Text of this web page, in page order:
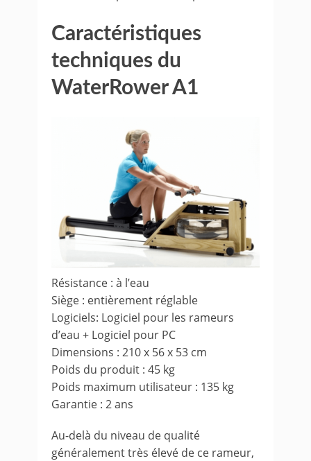
Caractéristiques
techniques du
WaterRower A1
Résistance : à l’eau
Siège : entièrement réglable
Logiciels: Logiciel pour les rameurs
d’eau + Logiciel pour PC
Dimensions : 210 x 56 x 53 cm
Poids du produit : 45 kg
Poids maximum utilisateur : 135 kg
Garantie : 2 ans
Au-delà du niveau de qualité
généralement très élevé de ce rameur,